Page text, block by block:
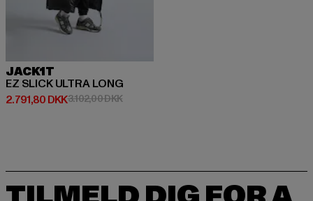
JACK1T
EZ SLICK ULTRA LONG
2.791,80 DKK
Nuværende pris: 2.791,80 DKK
3.102,00 DKKKampagnepris: 3.102,00 DKK